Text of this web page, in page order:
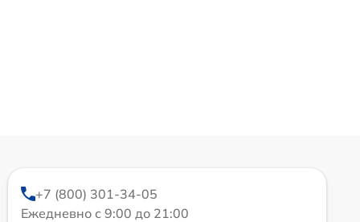
+7 (800) 301-34-05
Ежедневно с 9:00 до 21:00